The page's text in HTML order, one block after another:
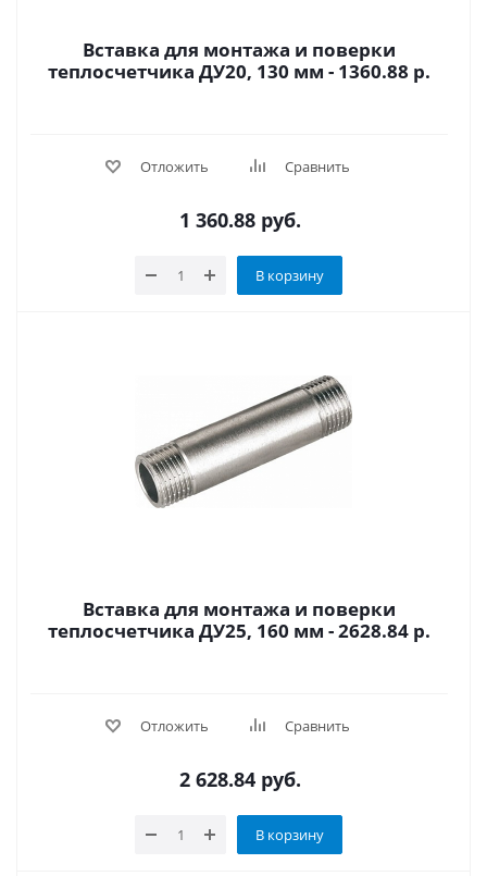
Вставка для монтажа и поверки
теплосчетчика ДУ20, 130 мм - 1360.88 р.
Отложить Сравнить
1 360.88руб.
В корзину
Вставка для монтажа и поверки
теплосчетчика ДУ25, 160 мм - 2628.84 р.
Отложить Сравнить
2 628.84руб.
В корзину